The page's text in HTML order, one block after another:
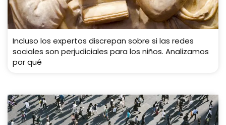
Incluso los expertos discrepan sobre si las redes
sociales son perjudiciales para los niños. Analizamos
por qué